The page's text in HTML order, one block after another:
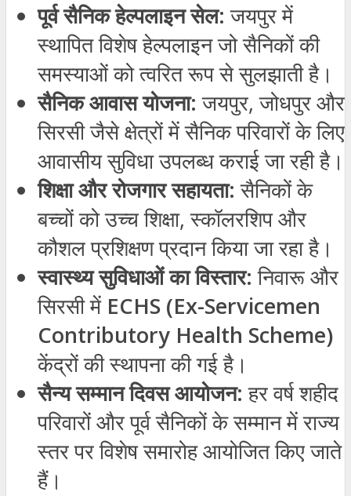
पूर्व सैनिक हेल्पलाइन सेल: जयपुर में
स्थापित विशेष हेल्पलाइन जो सैनिकों की
समस्याओं को त्वरित रूप से सुलझाती है।
सैनिक आवास योजना: जयपुर, जोधपुर और
सिरसी जैसे क्षेत्रों में सैनिक परिवारों के लिए
आवासीय सुविधा उपलब्ध कराई जा रही है।
शिक्षा और रोजगार सहायता: सैनिकों के
बच्चों को उच्च शिक्षा, स्कॉलरशिप और
कौशल प्रशिक्षण प्रदान किया जा रहा है।
स्वास्थ्य सुविधाओं का विस्तार: निवारू और
सिरसी में ECHS (Ex-Servicemen
Contributory Health Scheme)
केंद्रों की स्थापना की गई है।
सैन्य सम्मान दिवस आयोजन: हर वर्ष शहीद
परिवारों और पूर्व सैनिकों के सम्मान में राज्य
स्तर पर विशेष समारोह आयोजित किए जाते
हैं।